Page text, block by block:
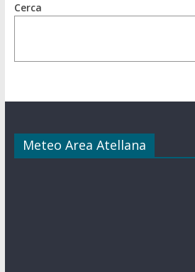
Cerca
Meteo Area Atellana